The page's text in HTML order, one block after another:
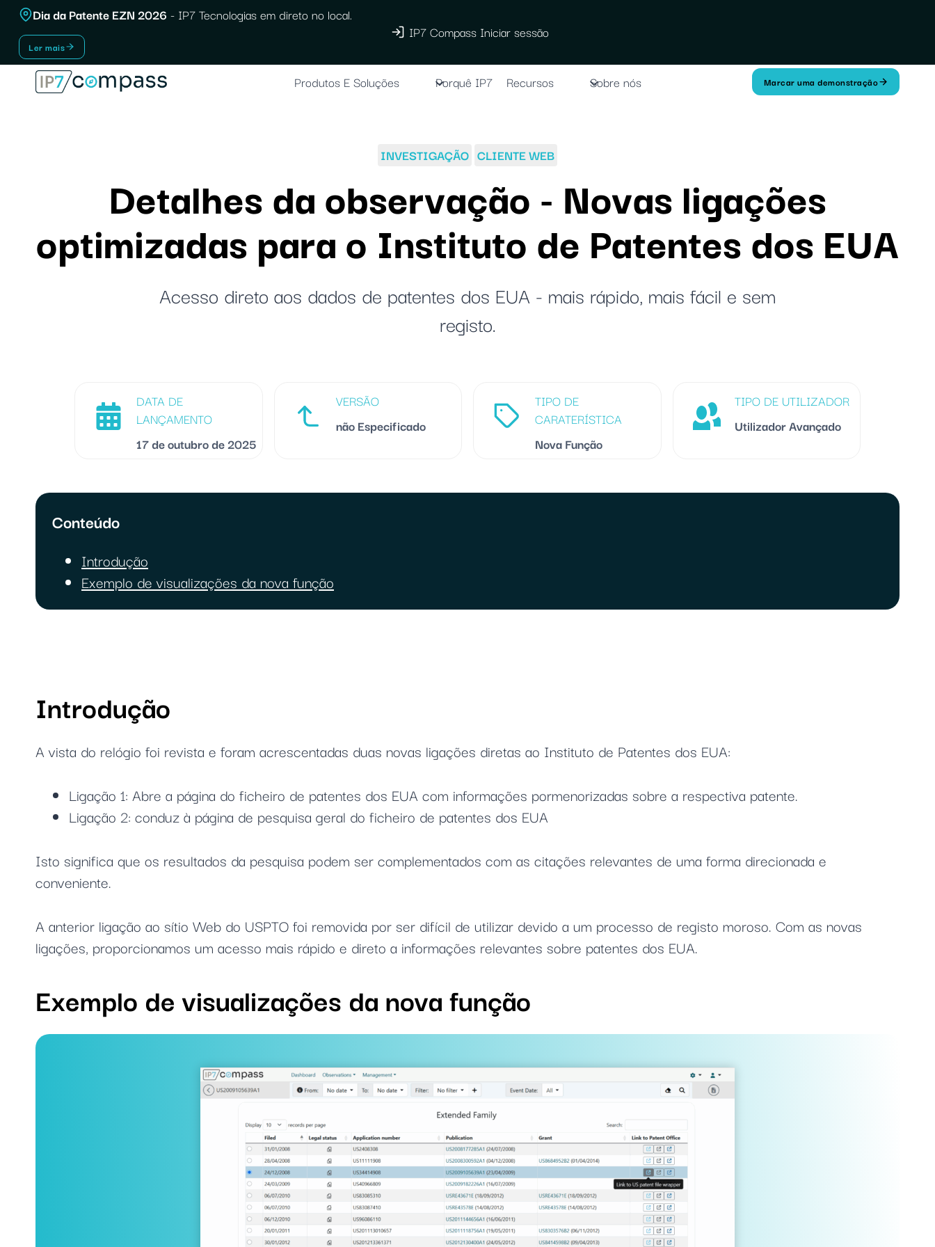
Saltar
para
conteúdo
Dia da Patente EZN 2026 - IP7 Tecnologias em direto no local.
Ler mais
IP7 Compass Iniciar sessão
Produtos E Soluções Porquê IP7 Recursos Sobre nós Marcar uma demonstração
INVESTIGAÇÃO CLIENTE WEB
Detalhes da observação - Novas ligações
optimizadas para o Instituto de Patentes dos EUA
Acesso direto aos dados de patentes dos EUA - mais rápido, mais fácil e sem
registo.
DATA DE
LANÇAMENTO
17 de outubro de 2025
VERSÃO
não Especificado
TIPO DE
CARATERÍSTICA
Nova Função
TIPO DE UTILIZADOR
Utilizador Avançado
Conteúdo
Introdução
Exemplo de visualizações da nova função
Introdução
A vista do relógio foi revista e foram acrescentadas duas novas ligações diretas ao Instituto de Patentes dos EUA:
Ligação 1: Abre a página do ficheiro de patentes dos EUA com informações pormenorizadas sobre a respectiva patente.
Ligação 2: conduz à página de pesquisa geral do ficheiro de patentes dos EUA
Isto significa que os resultados da pesquisa podem ser complementados com as citações relevantes de uma forma direcionada e
conveniente.
A anterior ligação ao sítio Web do USPTO foi removida por ser difícil de utilizar devido a um processo de registo moroso. Com as novas
ligações, proporcionamos um acesso mais rápido e direto a informações relevantes sobre patentes dos EUA.
Exemplo de visualizações da nova função